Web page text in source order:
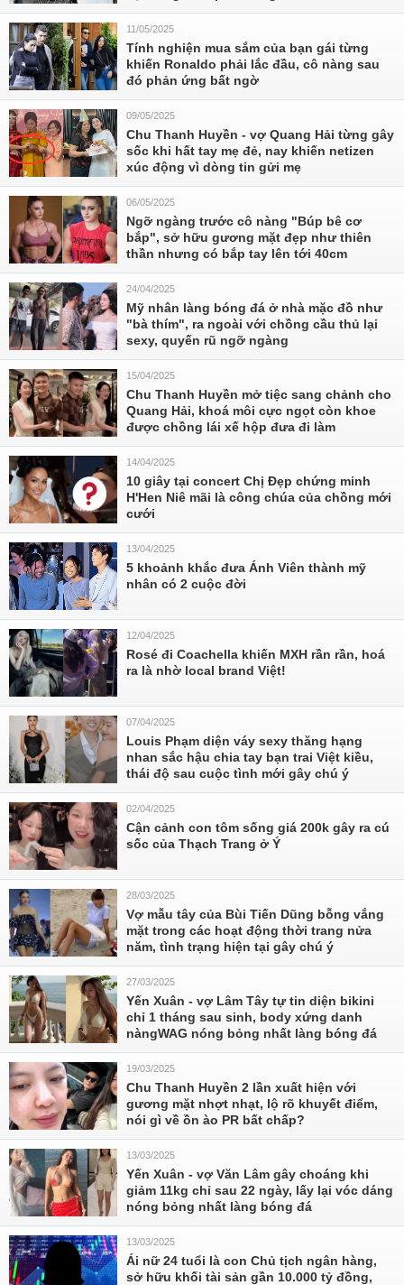
11/05/2025
Tính nghiện mua sắm của bạn gái từng
khiến Ronaldo phải lắc đầu, cô nàng sau
đó phản ứng bất ngờ
09/05/2025
Chu Thanh Huyền - vợ Quang Hải từng gây
sốc khi hất tay mẹ đẻ, nay khiến netizen
xúc động vì dòng tin gửi mẹ
06/05/2025
Ngỡ ngàng trước cô nàng "Búp bê cơ
bắp", sở hữu gương mặt đẹp như thiên
thần nhưng có bắp tay lên tới 40cm
24/04/2025
Mỹ nhân làng bóng đá ở nhà mặc đồ như
"bà thím", ra ngoài với chồng cầu thủ lại
sexy, quyến rũ ngỡ ngàng
15/04/2025
Chu Thanh Huyền mở tiệc sang chảnh cho
Quang Hải, khoá môi cực ngọt còn khoe
được chồng lái xế hộp đưa đi làm
14/04/2025
10 giây tại concert Chị Đẹp chứng minh
H'Hen Niê mãi là công chúa của chồng mới
cưới
13/04/2025
5 khoảnh khắc đưa Ánh Viên thành mỹ
nhân có 2 cuộc đời
12/04/2025
Rosé đi Coachella khiến MXH rần rần, hoá
ra là nhờ local brand Việt!
07/04/2025
Louis Phạm diện váy sexy thăng hạng
nhan sắc hậu chia tay bạn trai Việt kiều,
thái độ sau cuộc tình mới gây chú ý
02/04/2025
Cận cảnh con tôm sống giá 200k gây ra cú
sốc của Thạch Trang ở Ý
28/03/2025
Vợ mẫu tây của Bùi Tiến Dũng bỗng vắng
mặt trong các hoạt động thời trang nửa
năm, tình trạng hiện tại gây chú ý
27/03/2025
Yến Xuân - vợ Lâm Tây tự tin diện bikini
chỉ 1 tháng sau sinh, body xứng danh
nàngWAG nóng bỏng nhất làng bóng đá
19/03/2025
Chu Thanh Huyền 2 lần xuất hiện với
gương mặt nhợt nhạt, lộ rõ khuyết điểm,
nói gì về ồn ào PR bất chấp?
13/03/2025
Yến Xuân - vợ Văn Lâm gây choáng khi
giảm 11kg chỉ sau 22 ngày, lấy lại vóc dáng
nóng bỏng nhất làng bóng đá
13/03/2025
Ái nữ 24 tuổi là con Chủ tịch ngân hàng,
sở hữu khối tài sản gần 10.000 tỷ đồng,